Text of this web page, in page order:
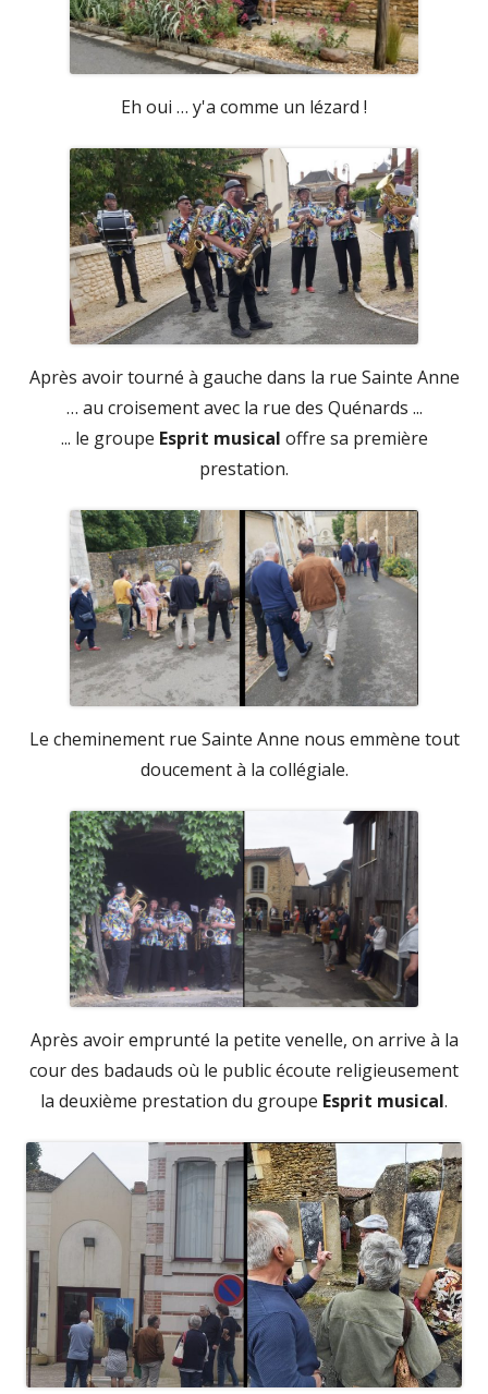
Eh oui … y'a comme un lézard !
Après avoir tourné à gauche dans la rue Sainte Anne
… au croisement avec la rue des Quénards ...
... le groupe Esprit musical offre sa première
prestation.
Le cheminement rue Sainte Anne nous emmène tout
doucement à la collégiale.
Après avoir emprunté la petite venelle, on arrive à la
cour des badauds où le public écoute religieusement
la deuxième prestation du groupe Esprit musical.